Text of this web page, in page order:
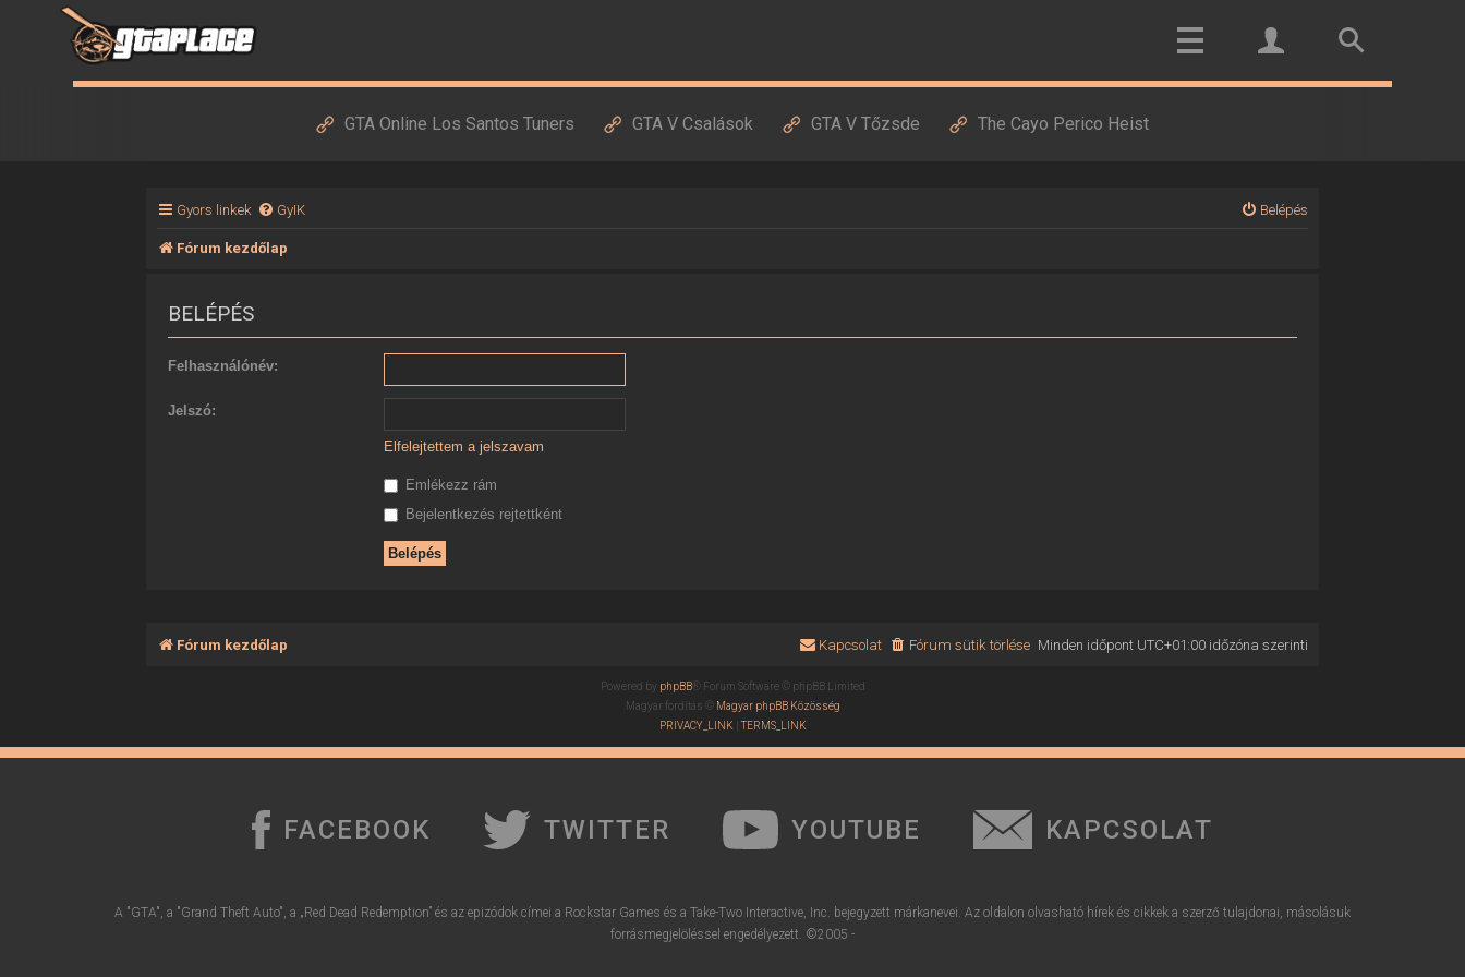
GTA Online Los Santos Tuners GTA V Csalások GTA V Tőzsde The Cayo Perico Heist
Gyors linkek GyIK Belépés
Fórum kezdőlap
BELÉPÉS
Felhasználónév:
Jelszó:
Elfelejtettem a jelszavam
Emlékezz rám
Bejelentkezés rejtettként
Fórum kezdőlap Minden időpont UTC+01:00időzóna szerinti
Fórum sütik törlése
Kapcsolat
Powered by phpBB® Forum Software © phpBB Limited
Magyar fordítás © Magyar phpBB Közösség
PRIVACY_LINK |TERMS_LINK
FACEBOOK TWITTER YOUTUBE KAPCSOLAT
A "GTA", a "Grand Theft Auto", a „Red Dead Redemption” és az epizódok címei a Rockstar Games és a Take-Two Interactive, Inc. bejegyzett márkanevei. Az oldalon olvasható hírek és cikkek a szerző tulajdonai, másolásuk
forrásmegjelöléssel engedélyezett. ©2005 -